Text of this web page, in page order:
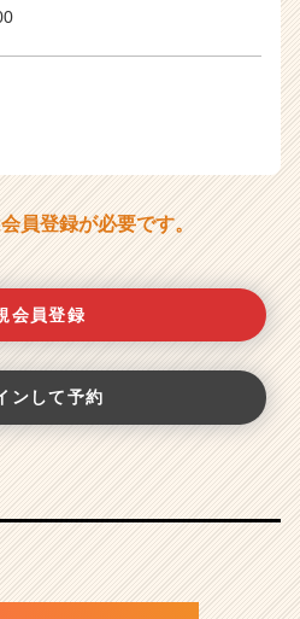
員登録が必要です。
会員登録
ンして予約